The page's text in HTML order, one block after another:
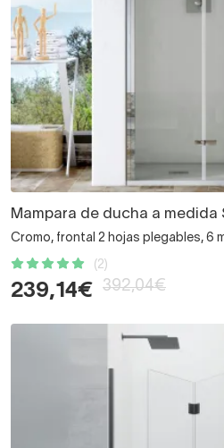
Mampara de ducha a medida
Cromo, frontal 2 hojas plegables, 6
(2)
239,14€ 392,04€